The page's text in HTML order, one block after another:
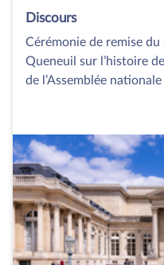
Discours
Cérémonie de remise
Queneuil sur l’histoire
de l’Assemblée nationale